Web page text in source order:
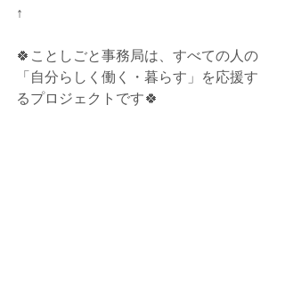
↑
🍀ことしごと事務局は、すべての人の
「自分らしく働く・暮らす」を応援す
るプロジェクトです🍀